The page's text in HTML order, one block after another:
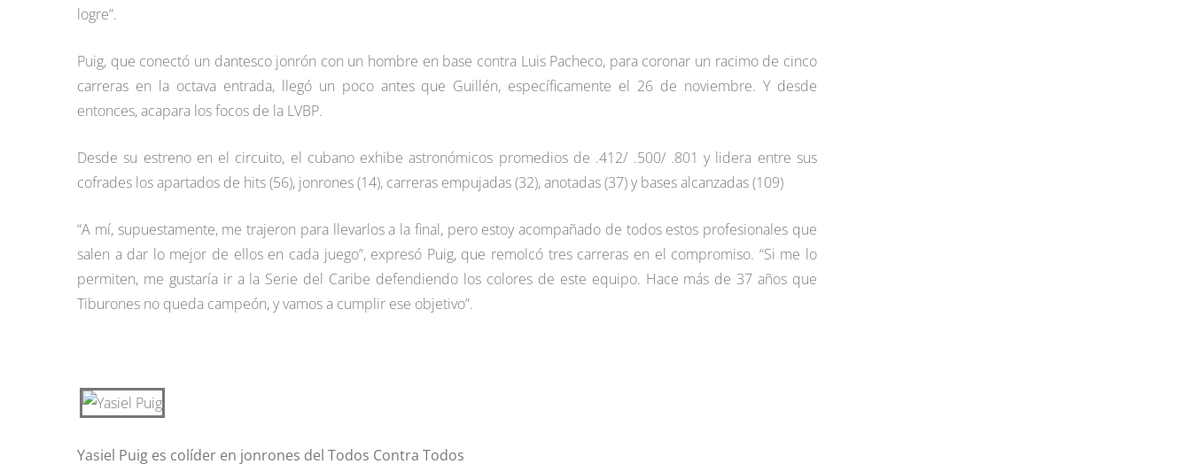
logre”.
Puig, que conectó un dantesco jonrón con un hombre en base contra Luis Pacheco, para coronar un racimo de cinco
carreras en la octava entrada, llegó un poco antes que Guillén, específicamente el 26 de noviembre. Y desde
entonces, acapara los focos de la LVBP.
Desde su estreno en el circuito, el cubano exhibe astronómicos promedios de .412/ .500/ .801 y lidera entre sus
cofrades los apartados de hits (56), jonrones (14), carreras empujadas (32), anotadas (37) y bases alcanzadas (109)
“A mí, supuestamente, me trajeron para llevarlos a la final, pero estoy acompañado de todos estos profesionales que
salen a dar lo mejor de ellos en cada juego”, expresó Puig, que remolcó tres carreras en el compromiso. “Si me lo
permiten, me gustaría ir a la Serie del Caribe defendiendo los colores de este equipo. Hace más de 37 años que
Tiburones no queda campeón, y vamos a cumplir ese objetivo”.
Yasiel Puig es colíder en jonrones del Todos Contra Todos